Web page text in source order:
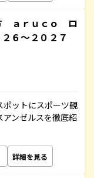
ａｒｕｃｏ ロ
６～２０２７
ットにスポーツ観
ンゼルスを徹底紹
詳細を見る